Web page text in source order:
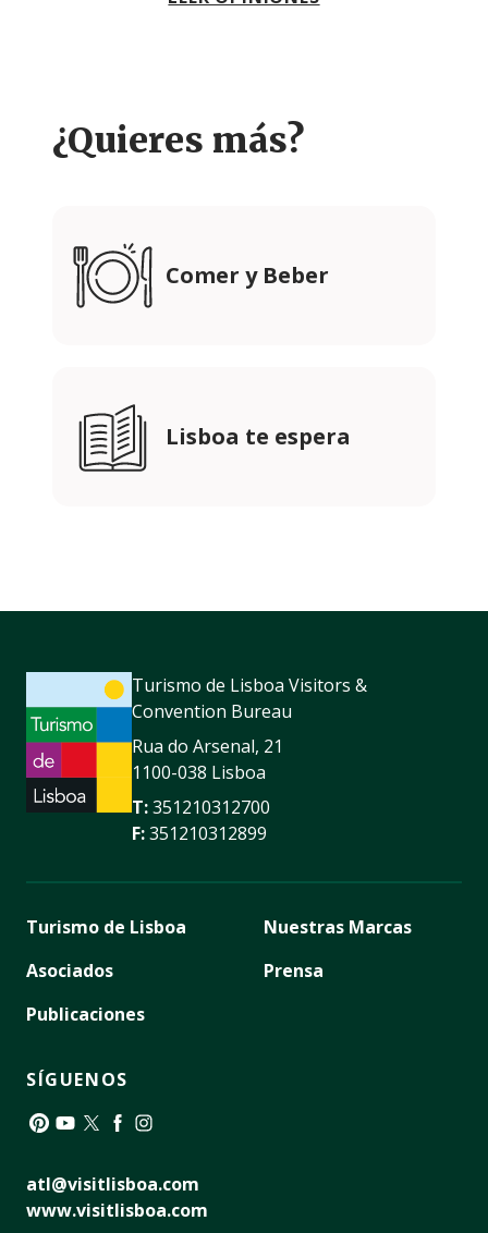
¿Quieres más?
Comer y Beber
Lisboa te espera
Turismo de Lisboa Visitors &
Convention Bureau
Rua do Arsenal, 21
1100-038 Lisboa
T:351210312700
F:351210312899
Turismo de Lisboa
Asociados
Publicaciones
Nuestras Marcas
Prensa
SÍGUENOS
atl@visitlisboa.com
www.visitlisboa.com